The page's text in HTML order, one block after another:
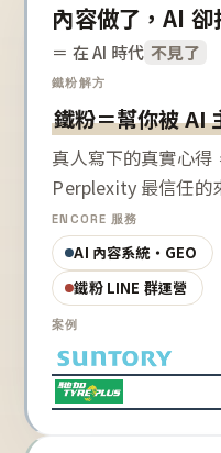
內容做了，AI 卻
＝ 在 AI 時代 不見了
鐵粉解方
鐵粉＝幫你被 AI
真人寫下的真實心得
Perplexity 最信任的
ENCORE 服務
AI 內容系統・GEO
鐵粉 LINE 群運營
案例